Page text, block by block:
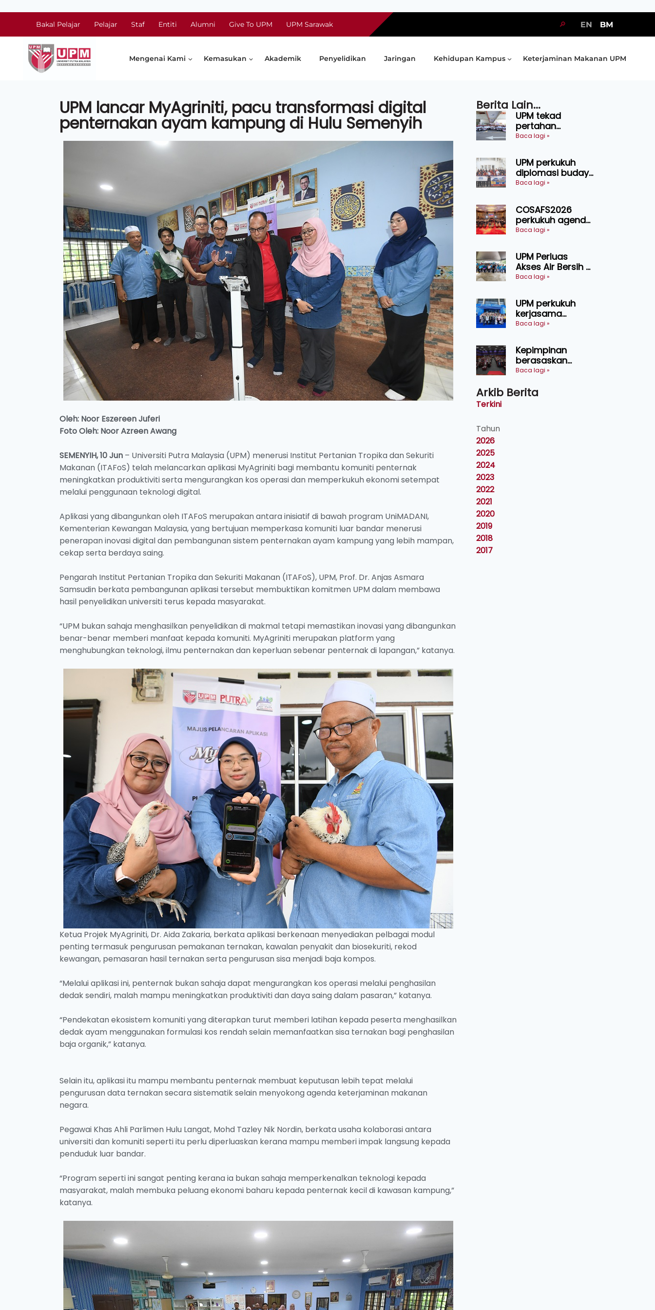
Bakal Pelajar Pelajar Staf Entiti Alumni Give To UPM UPM Sarawak 🔎 EN BM
Mengenai Kami Kemasukan Akademik Penyelidikan Jaringan Kehidupan Kampus Keterjaminan Makanan UPM
UPM lancar MyAgriniti, pacu transformasi digital
penternakan ayam kampung di Hulu Semenyih
Oleh: Noor Eszereen Juferi
Foto Oleh: Noor Azreen Awang
SEMENYIH, 10 Jun – Universiti Putra Malaysia (UPM) menerusi Institut Pertanian Tropika dan Sekuriti
Makanan (ITAFoS) telah melancarkan aplikasi MyAgriniti bagi membantu komuniti penternak
meningkatkan produktiviti serta mengurangkan kos operasi dan memperkukuh ekonomi setempat
melalui penggunaan teknologi digital.
Aplikasi yang dibangunkan oleh ITAFoS merupakan antara inisiatif di bawah program UniMADANI,
Kementerian Kewangan Malaysia, yang bertujuan memperkasa komuniti luar bandar menerusi
penerapan inovasi digital dan pembangunan sistem penternakan ayam kampung yang lebih mampan,
cekap serta berdaya saing.
Pengarah Institut Pertanian Tropika dan Sekuriti Makanan (ITAFoS), UPM, Prof. Dr. Anjas Asmara
Samsudin berkata pembangunan aplikasi tersebut membuktikan komitmen UPM dalam membawa
hasil penyelidikan universiti terus kepada masyarakat.
“UPM bukan sahaja menghasilkan penyelidikan di makmal tetapi memastikan inovasi yang dibangunkan
benar-benar memberi manfaat kepada komuniti. MyAgriniti merupakan platform yang
menghubungkan teknologi, ilmu penternakan dan keperluan sebenar penternak di lapangan,” katanya.
Ketua Projek MyAgriniti, Dr. Aida Zakaria, berkata aplikasi berkenaan menyediakan pelbagai modul
penting termasuk pengurusan pemakanan ternakan, kawalan penyakit dan biosekuriti, rekod
kewangan, pemasaran hasil ternakan serta pengurusan sisa menjadi baja kompos.
“Melalui aplikasi ini, penternak bukan sahaja dapat mengurangkan kos operasi melalui penghasilan
dedak sendiri, malah mampu meningkatkan produktiviti dan daya saing dalam pasaran,” katanya.
“Pendekatan ekosistem komuniti yang diterapkan turut memberi latihan kepada peserta menghasilkan
dedak ayam menggunakan formulasi kos rendah selain memanfaatkan sisa ternakan bagi penghasilan
baja organik,” katanya.
Selain itu, aplikasi itu mampu membantu penternak membuat keputusan lebih tepat melalui
pengurusan data ternakan secara sistematik selain menyokong agenda keterjaminan makanan
negara.
Pegawai Khas Ahli Parlimen Hulu Langat, Mohd Tazley Nik Nordin, berkata usaha kolaborasi antara
universiti dan komuniti seperti itu perlu diperluaskan kerana mampu memberi impak langsung kepada
penduduk luar bandar.
“Program seperti ini sangat penting kerana ia bukan sahaja memperkenalkan teknologi kepada
masyarakat, malah membuka peluang ekonomi baharu kepada penternak kecil di kawasan kampung,”
katanya.
Berita Lain...
UPM tekad
pertahan
kejuaraan SUKUM
pingat emas
Baca lagi »
UPM perkukuh
diplomasi budaya
Malaysia-
Narasi Nusantara
Baca lagi »
COSAFS2026
perkukuh agenda
keselamatan
AgriHub pacu
transformasi
pertanian
Sarawak
Baca lagi »
UPM Perluas
Akses Air Bersih di
31 Kediaman
Chini
Baca lagi »
UPM perkukuh
kerjasama
pendidikan pintar
lawatan rasmi ke
China
Baca lagi »
Kepimpinan
berasaskan
kepercayaan
kecemerlangan
Baca lagi »
Arkib Berita
Terkini
Tahun
2026
2025
2024
2023
2022
2021
2020
2019
2018
2017